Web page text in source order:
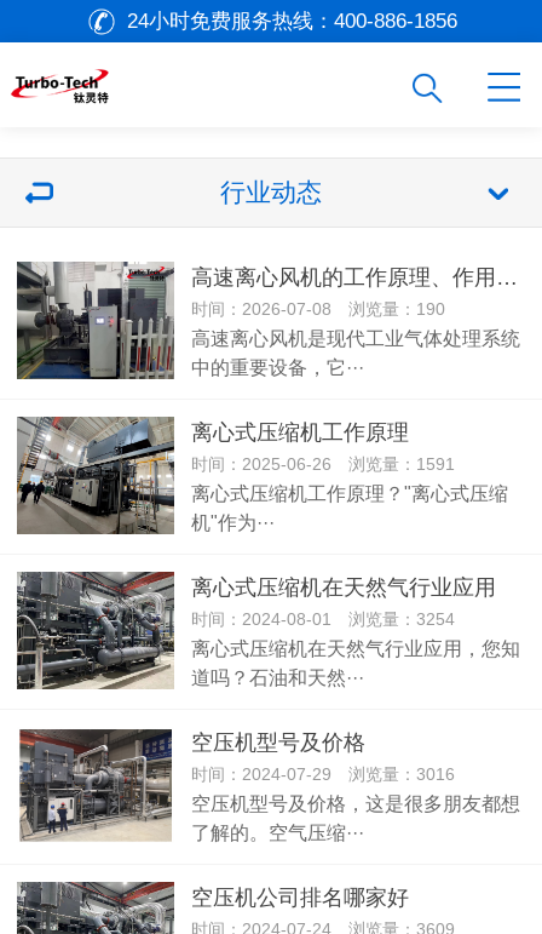
24小时免费服务热线： 400-886-1856
行业动态
高速离心风机的工作原理、作用以及应用
时间：2026-07-08 浏览量：190
高速离心风机是现代工业气体处理系统
中的重要设备，它···
离心式压缩机工作原理
时间：2025-06-26 浏览量：1591
离心式压缩机工作原理？"离心式压缩
机"作为···
离心式压缩机在天然气行业应用
时间：2024-08-01 浏览量：3254
离心式压缩机在天然气行业应用，您知
道吗？石油和天然···
空压机型号及价格
时间：2024-07-29 浏览量：3016
空压机型号及价格，这是很多朋友都想
了解的。空气压缩···
空压机公司排名哪家好
时间：2024-07-24 浏览量：3609